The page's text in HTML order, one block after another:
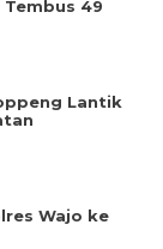
49
Lantik
Wajo ke